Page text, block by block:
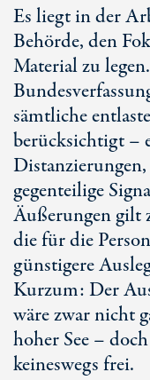
Es liegt in der
Behörde, den
Material zu
sämtliche
berücksichtigt –
Distanzierungen,
gegenteilige
Äußerungen gilt
die für die
günstigere
Kurzum: Der
wäre zwar nicht
hoher See –
keineswegs frei.